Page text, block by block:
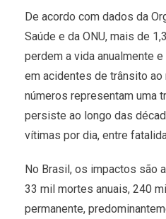
De acordo com dados da
Saúde e da ONU, mais de
perdem a vida anualmente
em acidentes de trânsito
números representam uma
persiste ao longo das
vítimas por dia, entre
No Brasil, os impactos são
33 mil mortes anuais, 240
permanente,